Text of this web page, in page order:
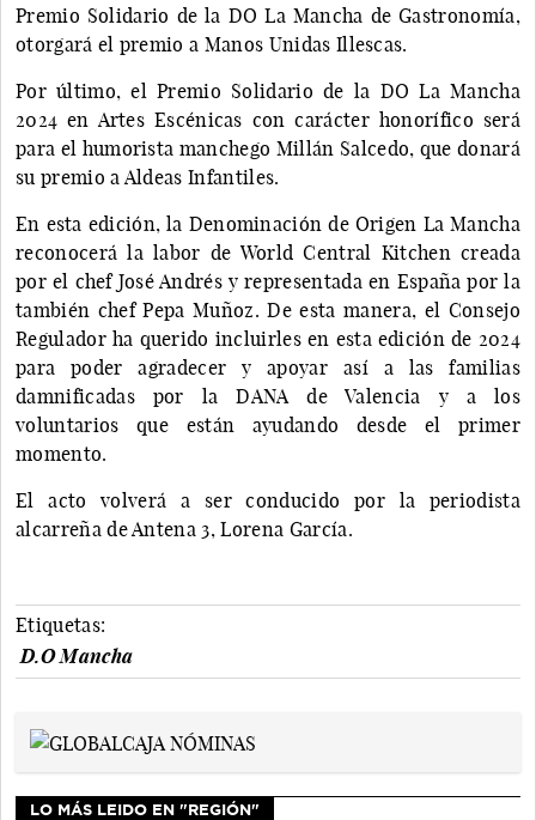
Premio Solidario de la DO La Mancha de Gastronomía,
otorgará el premio a Manos Unidas Illescas.
Por último, el Premio Solidario de la DO La Mancha
2024 en Artes Escénicas con carácter honorífico será
para el humorista manchego Millán Salcedo, que donará
su premio a Aldeas Infantiles.
En esta edición, la Denominación de Origen La Mancha
reconocerá la labor de World Central Kitchen creada
por el chef José Andrés y representada en España por la
también chef Pepa Muñoz. De esta manera, el Consejo
Regulador ha querido incluirles en esta edición de 2024
para poder agradecer y apoyar así a las familias
damnificadas por la DANA de Valencia y a los
voluntarios que están ayudando desde el primer
momento.
El acto volverá a ser conducido por la periodista
alcarreña de Antena 3, Lorena García.
Etiquetas:
D.O Mancha
LO MÁS LEIDO EN "REGIÓN"